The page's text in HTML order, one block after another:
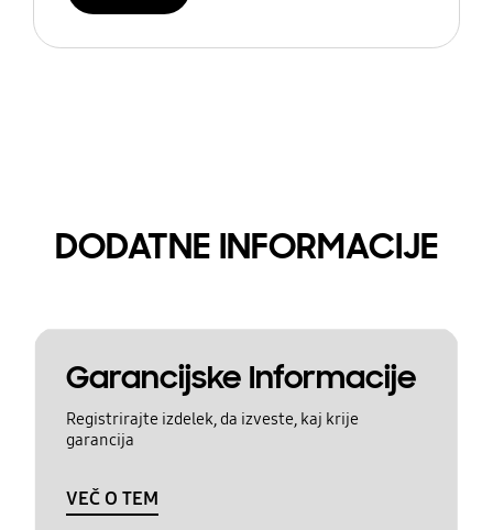
DODATNE INFORMACIJE
Garancijske Informacije
Registrirajte izdelek, da izveste, kaj krije
garancija
VEČ O TEM